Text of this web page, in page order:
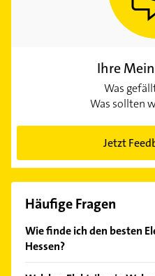
Ihre
Was
Was sollten
Jetzt
Häufige Fragen
Wie finde ich den besten
Hessen?